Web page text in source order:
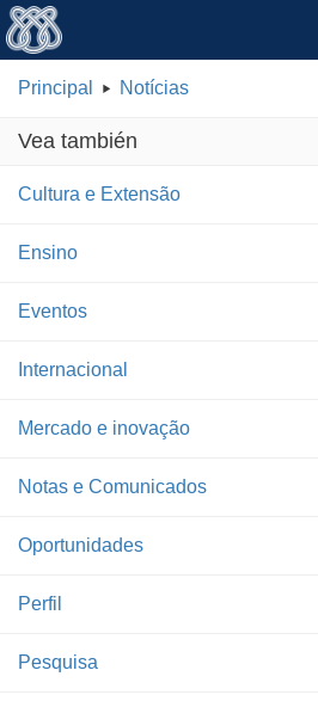
Principal Notícias
Vea también
Cultura e Extensão
Ensino
Eventos
Internacional
Mercado e inovação
Notas e Comunicados
Oportunidades
Perfil
Pesquisa